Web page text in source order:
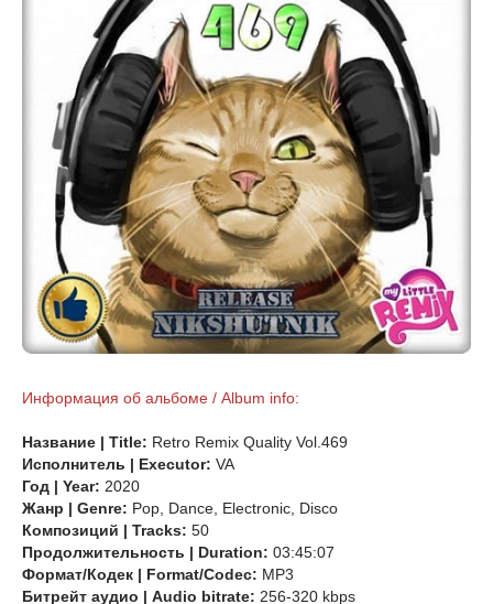
Информация об альбоме / Album info:
Название | Title: Retro Remix Quality Vol.469
Исполнитель | Executor: VA
Год | Year: 2020
Жанр | Genre: Pop, Dance, Electronic, Disco
Композиций | Tracks: 50
Продолжительность | Duration: 03:45:07
Формат/Кодек | Format/Codec: MP3
Битрейт аудио | Audio bitrate: 256-320 kbps